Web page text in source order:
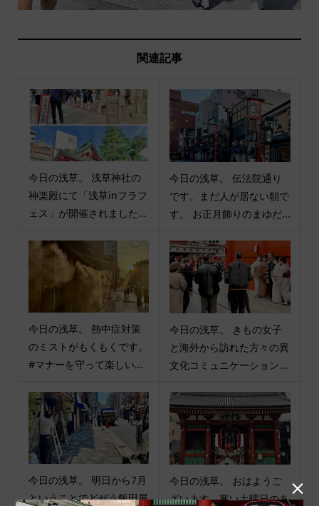
関連記事
今日の浅草。 浅草神社の
神楽殿にて「浅草inフラフ
ェス」が開催されました...
今日の浅草。 伝法院通り
です。まだ人が居ない朝で
す。 お正月飾りのまゆだ...
今日の浅草。 熱中症対策
のミストがもくもくです。
#マナーを守って楽しい...
今日の浅草。 きもの女子
と海外から訪れた方々の異
文化コミュニケーション...
今日の浅草。 明日から7月
ということでどぜう飯田屋
今日の浅草。 おはようご
ざいます。寒い土曜日のあ
